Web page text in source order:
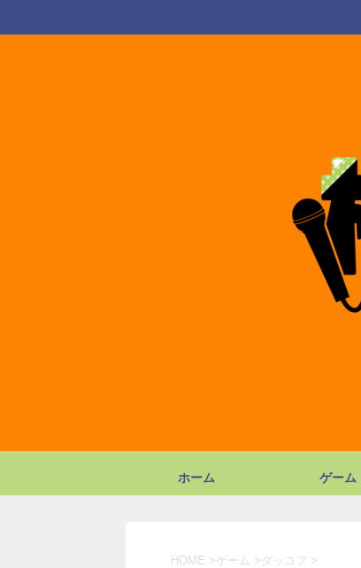
ホーム ゲーム
HOME >ゲーム > ダッコフ >